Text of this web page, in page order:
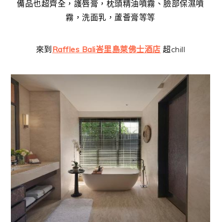
備品也超齊全，護唇膏，枕頭精油噴霧、臉部保濕噴
霧，洗面乳，蘆薈膏等等
來到 Raffles Bali峇里島萊佛士酒店 超chill